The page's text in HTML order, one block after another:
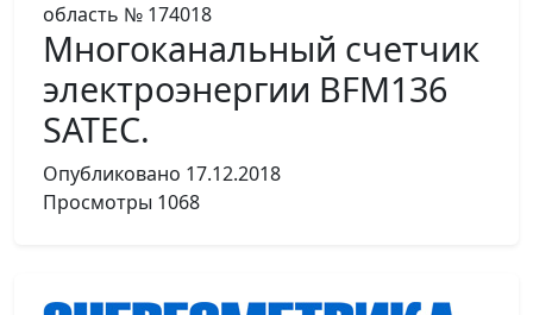
область № 174018
Многоканальный счетчик
электроэнергии BFM136
SATEC.
Опубликовано 17.12.2018
Просмотры 1068